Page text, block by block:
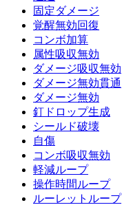
固定ダメージ
覚醒無効回復
コンボ加算
属性吸収無効
ダメージ吸収無効
ダメージ無効貫通
ダメージ無効
釘ドロップ生成
シールド破壊
自傷
コンボ吸収無効
軽減ループ
操作時間ループ
ルーレットループ